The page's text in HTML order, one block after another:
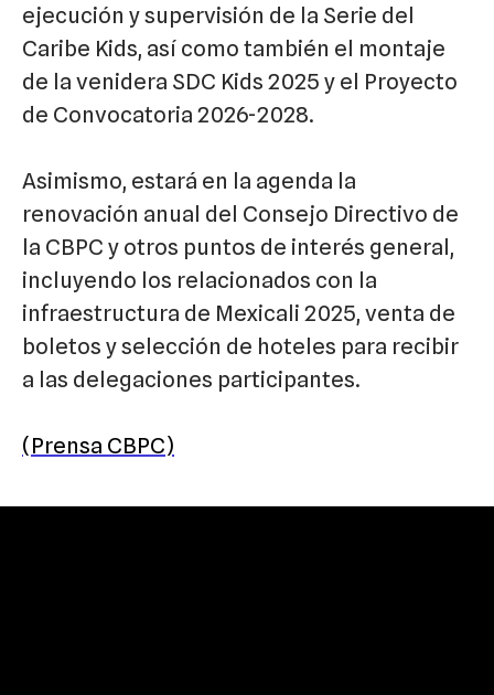
ejecución y supervisión de la Serie del
Caribe Kids, así como también el montaje
de la venidera SDC Kids 2025 y el Proyecto
de Convocatoria 2026-2028.
Asimismo, estará en la agenda la
renovación anual del Consejo Directivo de
la CBPC y otros puntos de interés general,
incluyendo los relacionados con la
infraestructura de Mexicali 2025, venta de
boletos y selección de hoteles para recibir
a las delegaciones participantes.
(Prensa CBPC)